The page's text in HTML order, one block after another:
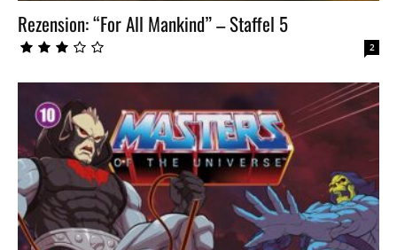
Rezension: “For All Mankind” – Staffel 5
2